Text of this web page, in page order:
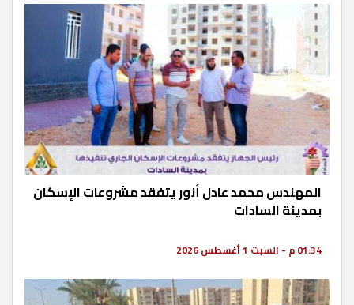
المهندس محمد عادل أنور يتفقد مشروعات الإسكان
بمدينة السادات
01:34 م - السبت 1 أغسطس 2026